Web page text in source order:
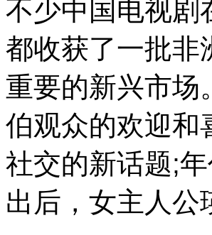
不少中国电视剧
都收获了一批非
重要的新兴市场
伯观众的欢迎和
社交的新话题;
出后，女主人公